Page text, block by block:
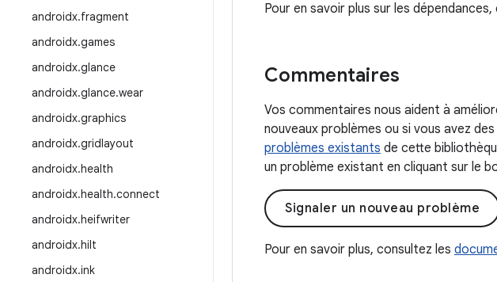
androidx.fragment
androidx.games
androidx.glance
androidx.glance.wear
androidx.graphics
androidx.gridlayout
androidx.health
androidx.health.connect
androidx.heifwriter
androidx.hilt
androidx.ink
Pour en savoir plus sur les
Commentaires
Vos commentaires nous aident à
nouveaux problèmes ou si vous avez
problèmes existants de cette
un problème existant en cliquant sur le
Signaler un nouveau problème
Pour en savoir plus, consultez les